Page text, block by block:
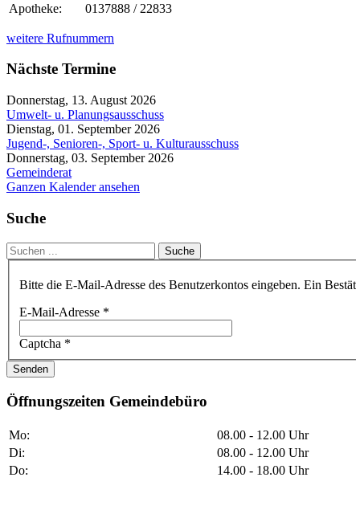
Apotheke:
0137888 / 22833
weitere Rufnummern
Nächste Termine
Donnerstag, 13. August 2026
Umwelt- u. Planungsausschuss
Dienstag, 01. September 2026
Jugend-, Senioren-, Sport- u. Kulturausschuss
Donnerstag, 03. September 2026
Gemeinderat
Ganzen Kalender ansehen
Suche
Suche
Bitte die E-Mail-Adresse des Benutzerkontos eingeben. Ein
E-Mail-Adresse *
Captcha *
Senden
Öffnungszeiten Gemeindebüro
Mo:
08.00 - 12.00 Uhr
Di:
08.00 - 12.00 Uhr
Do:
14.00 - 18.00 Uhr